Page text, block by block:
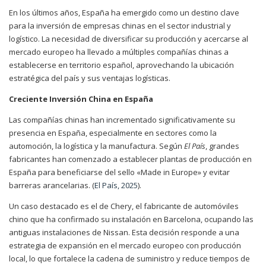
En los últimos años, España ha emergido como un destino clave
para la inversión de empresas chinas en el sector industrial y
logístico. La necesidad de diversificar su producción y acercarse al
mercado europeo ha llevado a múltiples compañías chinas a
establecerse en territorio español, aprovechando la ubicación
estratégica del país y sus ventajas logísticas.
Creciente Inversión China en España
Las compañías chinas han incrementado significativamente su
presencia en España, especialmente en sectores como la
automoción, la logística y la manufactura. Según El País, grandes
fabricantes han comenzado a establecer plantas de producción en
España para beneficiarse del sello «Made in Europe» y evitar
barreras arancelarias. (El País, 2025).
Un caso destacado es el de Chery, el fabricante de automóviles
chino que ha confirmado su instalación en Barcelona, ocupando las
antiguas instalaciones de Nissan. Esta decisión responde a una
estrategia de expansión en el mercado europeo con producción
local, lo que fortalece la cadena de suministro y reduce tiempos de